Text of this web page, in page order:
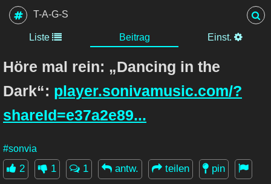
T-A-G-S
Liste Beitrag Einst.
Höre mal rein: „Dancing in the
Dark“: player.sonivamusic.com/?
shareId=e37a2e89...
#sonvia
2 1 1 antw. teilen pin